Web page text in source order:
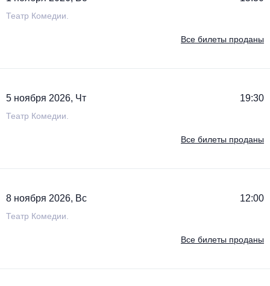
Театр Комедии.
Все билеты проданы
5 ноября 2026, Чт 19:30
Театр Комедии.
Все билеты проданы
8 ноября 2026, Вс 12:00
Театр Комедии.
Все билеты проданы